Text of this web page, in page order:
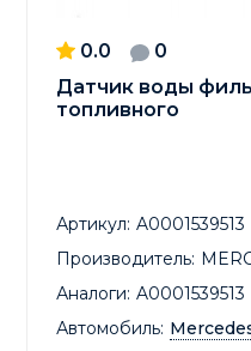
0.0
0
Датчик воды
топливного
Артикул: A0001539513
Производитель:
Аналоги: A0001539513
Автомобиль: